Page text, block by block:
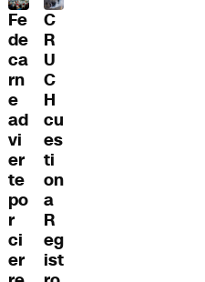
Fe
de
ca
rn
e
ad
vi
er
te
po
r
ci
er
C
R
U
C
H
cu
es
ti
on
a
R
eg
ist